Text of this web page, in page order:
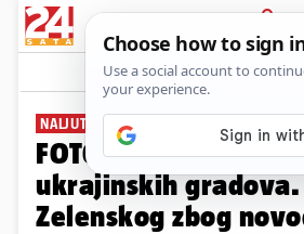
PRIJAVA
Galerija
NALJUTIO JE I EUROPU
FOTO Ovako su
ukrajinskih
Zelenskog zbog